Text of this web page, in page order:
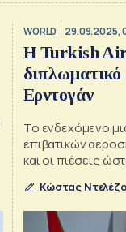
WORLD 29.09.2025,
Η Turkish
Ερντογάν
Το ενδεχόμενο
επιβατικών
και οι πιέσεις
των F-16 και
Κώστας